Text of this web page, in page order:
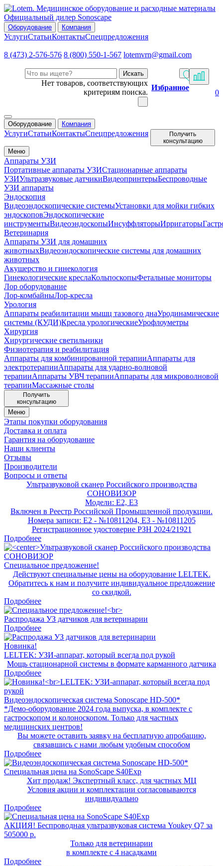
Официальный дилер Sonoscape
Оборудование Компания
УслугиСтатьиКонтактыСпецпредложения
8 (473) 2-576-576 8 (800) 550-1-567 lotemvrn@gmail.com
Искать
Нет товаров, соответствующих
критериям поиска.
Избранное
0
Оборудование Компания
УслугиСтатьиКонтактыСпецпредложения
Получить
консультацию
Меню
Аппараты УЗИ
Портативные аппараты УЗИСтационарные аппараты
УЗИУльтразвуковые датчикиВидеопринтерыБеспроводные
УЗИ аппараты
Эндоскопия
Видеоэндоскопические системыУстановки для мойки гибких
эндоскоповЭндоскопические
инструментыВидеоэндоскопыИнсуффляторыИрригаторы
Ветеринария
Аппараты УЗИ для домашних
животныхВидеоэндоскопические системы для домашних
животных
Акушерство и гинекология
Гинекологические креслаКольпоскопыФетальные мониторы
Лор оборудование
Лор-комбайныЛор-кресла
Урология
Аппараты реабилитации мышц тазового днаУродинамические
системы (КУДИ)Кресла урологическиеУрофлоуметры
Хирургия
Хирургические светильники
Физиотерапия и реабилитация
Аппараты для комбинированной терапииАппараты для
электротерапииАппараты для ударно-волновой
терапииАппараты УВЧ терапииАппараты для микроволновой
терапииМассажные столы
Получить
консультацию
Меню
Этапы покупки оборудования
Доставка и оплата
Гарантия на оборудование
Наши клиенты
Отзывы
Производители
Вопросы и ответы
Ультразвуковой сканер Российского производства
СОНОВИЗОР
Модели: E2, E3
Включен в Реестр Российской Промышленной продукции.
Номера записи: E2 - №10811204, E3 - №10811205
Регистрационное удостоверие РЗН 2024/21921
Подробнее
Специальное предложение!
Действуют специальные цены на оборудование LELTEK.
Обратитесь к нам и получите индивидуальное предложение
со скидкой.
Подробнее
Распродажа УЗ датчиков для ветеринарии
Подробнее
Новинка!
LELTEK: УЗИ-аппарат, который всегда под рукой
Мощь стационарной системы в формате карманного датчика
Подробнее
Видеоэндоскопическая система Sonoscape HD-500*
*Демо-оборудование 2024 года выпуска, в комплекте с
гастроскопом и колоноскопом. Только для частных
медицинских центров!
Вы можете оставить заявку на бесплатную апробацию,
связавшись с нами любым удобным способом
Подробнее
Специальная цена на SonoScape S40Exp
Хит продаж! Экспертный класс, для частных МЦ
Условия акции и комплектации согласовываются
индивидуально
Подробнее
АКЦИЯ! Беспроводная ультразвуковая система Youkey Q7 за
505000 р.
Только для ветеринарии
в комплекте с 4 насадками
Подробнее